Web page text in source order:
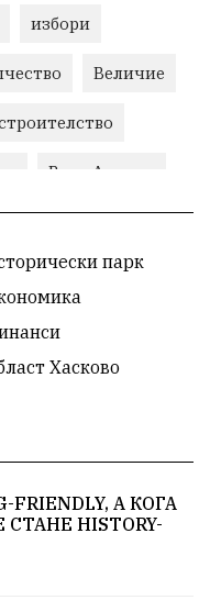
избори
Величие
Вила Армира
Иво Димов
общество
парк
Сметища
парк
Хасково
FRIENDLY, А КОГА
HISTORY-